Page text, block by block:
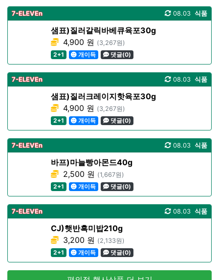
7-ELEVEn 식품
08.03
샘표)질러갈릭바베큐육포30g
4,900 원 (3,267원)
2+1
개이득 댓글(0)
7-ELEVEn 식품
08.03
샘표)질러크레이지핫육포30g
4,900 원 (3,267원)
2+1
개이득 댓글(0)
7-ELEVEn 식품
08.03
바프)마늘빵아몬드40g
2,500 원 (1,667원)
2+1
개이득 댓글(0)
7-ELEVEn 식품
08.03
CJ)햇반흑미밥210g
3,200 원 (2,133원)
2+1
개이득 댓글(0)